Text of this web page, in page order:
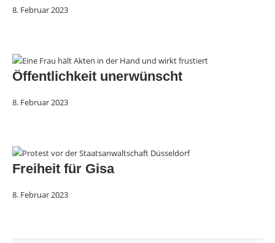
8. Februar 2023
Öffentlichkeit unerwünscht
8. Februar 2023
Freiheit für Gisa
8. Februar 2023